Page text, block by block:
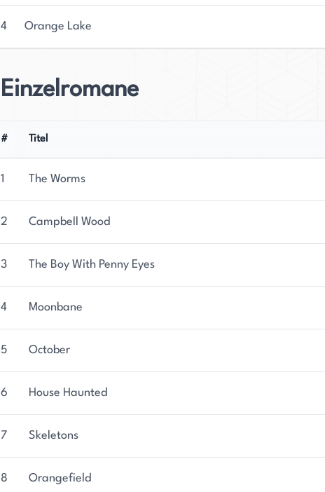
4 Orange Lake
Einzelromane
# Titel
1 The Worms
2 Campbell Wood
3 The Boy With Penny Eyes
4 Moonbane
5 October
6 House Haunted
7 Skeletons
8 Orangefield